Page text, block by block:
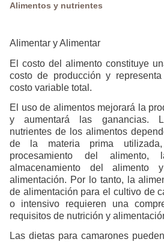
Alimentos y nutrientes
Alimentar y Alimentar
El costo del alimento constituye
costo de producción y
costo variable total.
El uso de alimentos mejorará la
y aumentará las ganancias.
nutrientes de los alimentos
de la materia prima
procesamiento del alimento,
almacenamiento del
alimentación. Por lo tanto, la
de alimentación para el cultivo de
o intensivo requieren una
requisitos de nutrición y
Las dietas para camarones